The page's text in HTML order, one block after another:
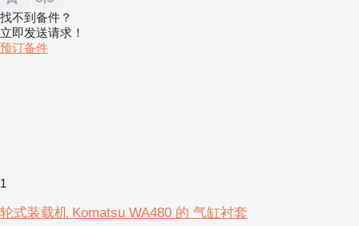
找不到备件？
立即发送请求！
预订备件
1
轮式装载机 Komatsu WA480 的 气缸衬套